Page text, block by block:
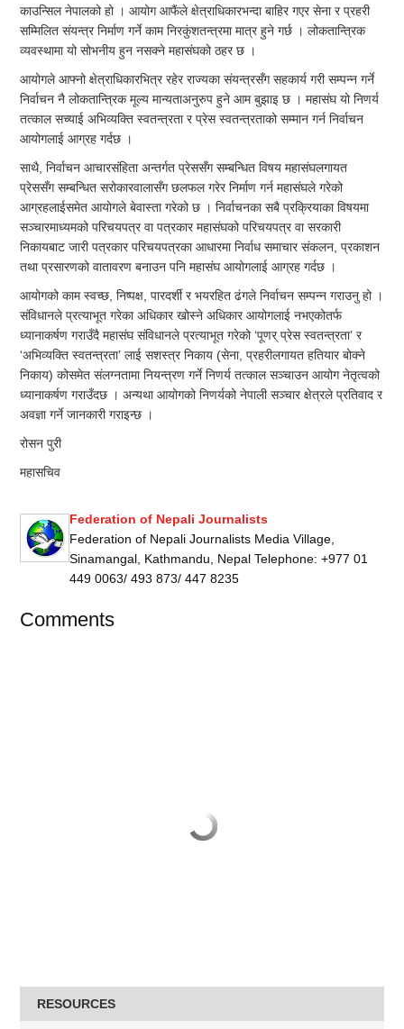
काउन्सिल नेपालको हो । आयोग आफैंले क्षेत्राधिकारभन्दा बाहिर गएर सेना र प्रहरी
सम्मिलित संयन्त्र निर्माण गर्ने काम निरकुंशतन्त्रमा मात्र हुने गर्छ । लोकतान्त्रिक
व्यवस्थामा यो सोभनीय हुन नसक्ने महासंघको ठहर छ ।
आयोगले आफ्नो क्षेत्राधिकारभित्र रहेर राज्यका संयन्त्रसँग सहकार्य गरी सम्पन्न गर्ने
निर्वाचन नै लोकतान्त्रिक मूल्य मान्यताअनुरुप हुने आम बुझाइ छ । महासंघ यो निणर्य
तत्काल सच्याई अभिव्यक्ति स्वतन्त्रता र प्रेस स्वतन्त्रताको सम्मान गर्न निर्वाचन
आयोगलाई आग्रह गर्दछ ।
साथै, निर्वाचन आचारसंहिता अन्तर्गत प्रेससँग सम्बन्धित विषय महासंघलगायत
प्रेससँग सम्बन्धित सरोकारवालासँग छलफल गरेर निर्माण गर्न महासंघले गरेको
आग्रहलाईसमेत आयोगले बेवास्ता गरेको छ । निर्वाचनका सबै प्रक्रियाका विषयमा
सञ्चारमाध्यमको परिचयपत्र वा पत्रकार महासंघको परिचयपत्र वा सरकारी
निकायबाट जारी पत्रकार परिचयपत्रका आधारमा निर्वाध समाचार संकलन, प्रकाशन
तथा प्रसारणको वातावरण बनाउन पनि महासंघ आयोगलाई आग्रह गर्दछ ।
आयोगको काम स्वच्छ, निष्पक्ष, पारदर्शी र भयरहित ढंगले निर्वाचन सम्पन्न गराउनु हो ।
संविधानले प्रत्याभूत गरेका अधिकार खोस्ने अधिकार आयोगलाई नभएकोतर्फ
ध्यानाकर्षण गराउँदै महासंघ संविधानले प्रत्याभूत गरेको ‘पूणर् प्रेस स्वतन्त्रता’ र
‘अभिव्यक्ति स्वतन्त्रता’ लाई सशस्त्र निकाय (सेना, प्रहरीलगायत हतियार बोक्ने
निकाय) कोसमेत संलग्नतामा नियन्त्रण गर्ने निणर्य तत्काल सञ्चाउन आयोग नेतृत्वको
ध्यानाकर्षण गराउँदछ । अन्यथा आयोगको निणर्यको नेपाली सञ्चार क्षेत्रले प्रतिवाद र
अवज्ञा गर्ने जानकारी गराइन्छ ।
रोसन पुरी
महासचिव
Federation of Nepali Journalists
Federation of Nepali Journalists Media Village,
Sinamangal, Kathmandu, Nepal Telephone: +977 01
449 0063/ 493 873/ 447 8235
Comments
RESOURCES